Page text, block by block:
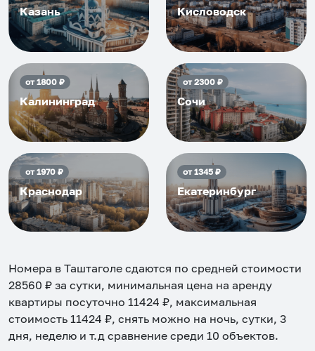
Казань Кисловодск
от1800₽
Калининград
от2300₽
Сочи
от1970₽
Краснодар
от1345₽
Екатеринбург
Номера в Таштаголе сдаются по средней стоимости
28560 ₽ за сутки, минимальная цена на аренду
квартиры посуточно 11424 ₽, максимальная
стоимость 11424 ₽, снять можно на ночь, сутки, 3
дня, неделю и т.д сравнение среди 10 объектов.